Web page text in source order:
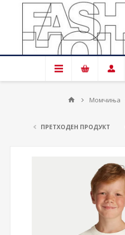
Момчиња
ПРЕТХОДЕН ПРОДУКТ